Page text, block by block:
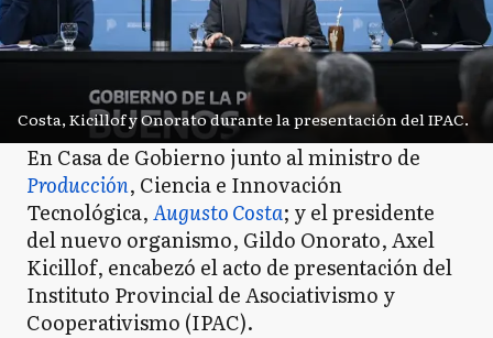
Costa, Kicillof y Onorato durante la presentación del IPAC.
En Casa de Gobierno junto al ministro de
Producción, Ciencia e Innovación
Tecnológica,Augusto Costa; y el presidente
del nuevo organismo, Gildo Onorato, Axel
Kicillof, encabezó el acto de presentación del
Instituto Provincial de Asociativismo y
Cooperativismo (IPAC).